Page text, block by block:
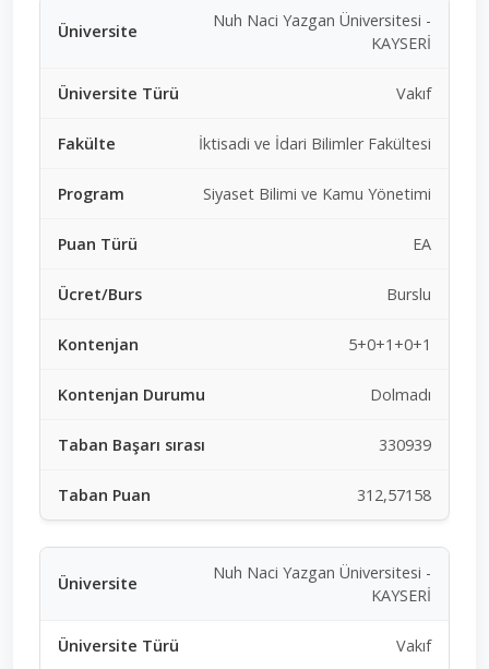
Nuh Naci Yazgan Üniversitesi -
KAYSERİ
Vakıf
İktisadi ve İdari Bilimler Fakültesi
Siyaset Bilimi ve Kamu Yönetimi
EA
Burslu
5+0+1+0+1
Dolmadı
330939
312,57158
Nuh Naci Yazgan Üniversitesi -
KAYSERİ
Vakıf